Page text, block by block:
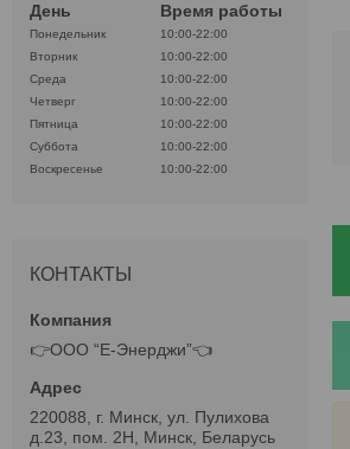
День
Время работы
Понедельник
10:00-22:00
Вторник
10:00-22:00
Среда
10:00-22:00
Четверг
10:00-22:00
Пятница
10:00-22:00
Суббота
10:00-22:00
Воскресенье
10:00-22:00
КОНТАКТЫ
👉ООО “Е-Энерджи”👈
220088, г. Минск, ул. Пулихова
д.23, пом. 2Н, Минск, Беларусь